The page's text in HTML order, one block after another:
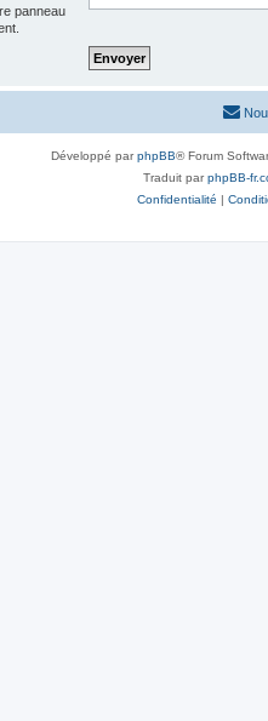
panneau
Développé parphpBB® Forum
Traduit parphpBB-
Confidentialité |